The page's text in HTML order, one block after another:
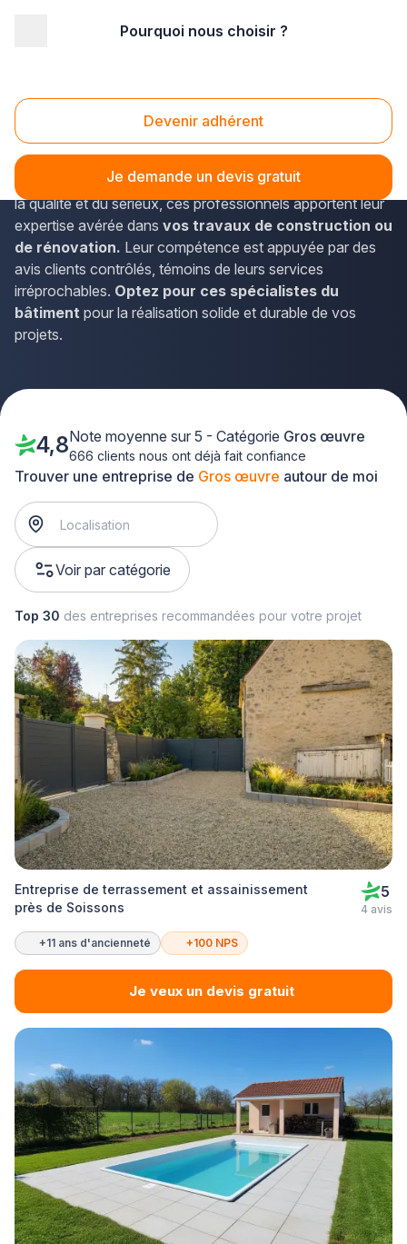
Pourquoi nous choisir ?
Devenir adhérent
Je demande un devis gratuit
Gros Oeuvre
Faites connaissance avec des adhérents Plus que pro
issus desmeilleurs corps de métier du gros œuvre et
de la maçonnerie, à proximité de chez vous. Garants de
la qualité et du sérieux, ces professionnels apportent leur
expertise avérée dans vos travaux de construction ou
de rénovation. Leur compétence est appuyée par des
avis clients contrôlés, témoins de leurs services
irréprochables. Optez pour ces spécialistes du
bâtiment pour la réalisation solide et durable de vos
projets.
Trouver une entreprise de Gros œuvre autour de moi
Voir par catégorie
4,8Note moyenne sur 5 - Catégorie Gros œuvre
666 clients nous ont déjà fait confiance
Top 30 des entreprises recommandées pour votre projet
Entreprise de terrassement et assainissement
près de Soissons
5
4 avis
+11 ans d'ancienneté +100 NPS
Je veux un devis gratuit